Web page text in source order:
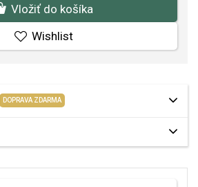
si byť istí, že kupujete originálny šperk
balení.
Vložiť do košíka
Wishlist
DOPRAVA ZDARMA